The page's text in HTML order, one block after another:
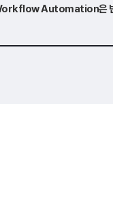
Automation은 반